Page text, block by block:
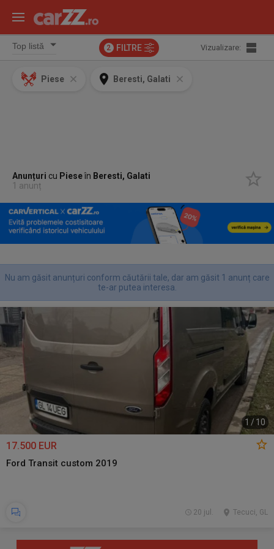
2 FILTRE Vizualizare:
Piese Beresti, Galati
Anunțuri cu Pieseîn Beresti, Galati
1 anunț
Nu am găsit anunțuri conform căutării tale, dar am găsit 1 anunț care
te-ar putea interesa.
1 / 10
17.500 EUR
Ford Transit custom 2019
Tecuci, GL
20 jul.